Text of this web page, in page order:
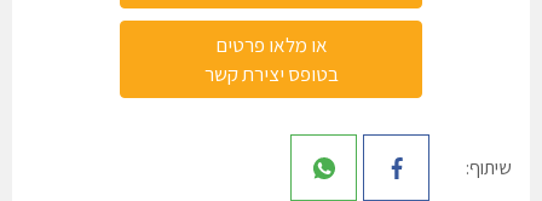
או מלאו פרטים
בטופס יצירת קשר
שיתוף: